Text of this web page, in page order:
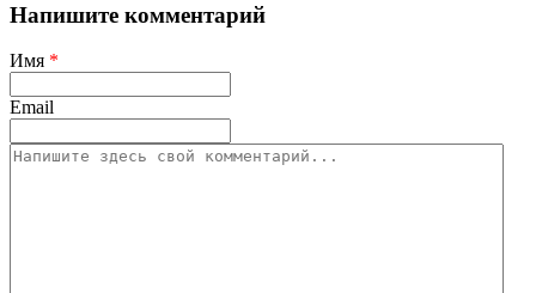
Напишите комментарий
Имя *
Email